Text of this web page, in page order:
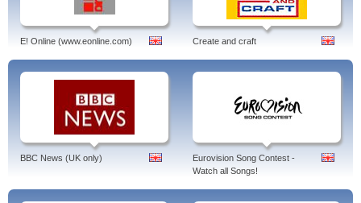
E! Online (www.eonline.com) Create and craft
BBC News (UK only)
Eurovision Song Contest -
Watch all Songs!